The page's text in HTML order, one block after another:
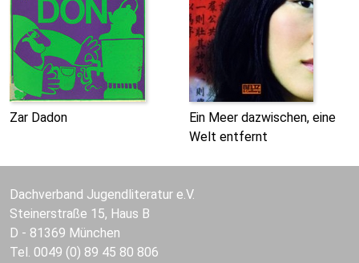
Zar Dadon
Ein Meer dazwischen, eine
Welt entfernt
Dachverband Jugendliteratur e.V.
Steinerstraße 15, Haus B
D - 81369 München
Tel. 0049 (0) 89 45 80 806